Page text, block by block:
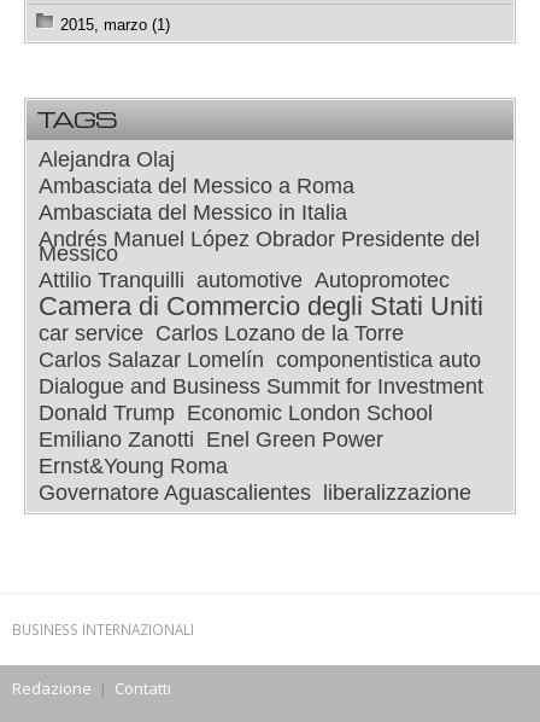
2015, marzo (1)
TAGS
Alejandra Olaj
Ambasciata del Messico a Roma
Ambasciata del Messico in Italia
Andrés Manuel López Obrador Presidente del
Messico
Attilio Tranquilli automotive Autopromotec
Camera di Commercio degli Stati Uniti
car service Carlos Lozano de la Torre
Carlos Salazar Lomelín componentistica auto
Dialogue and Business Summit for Investment
Donald Trump Economic London School
Emiliano Zanotti Enel Green Power
Ernst&Young Roma
Governatore Aguascalientes
liberalizzazione
BUSINESS INTERNAZIONALI
Redazione | Contatti